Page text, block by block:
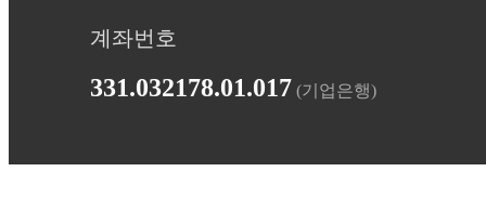
계좌번호
331.032178.01.017 (기업은행)